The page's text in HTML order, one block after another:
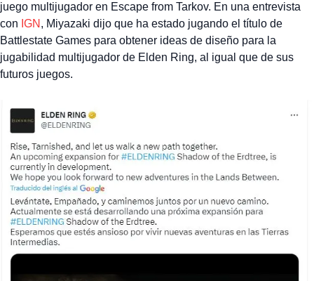
juego multijugador en Escape from Tarkov. En una entrevista
con IGN , Miyazaki dijo que ha estado jugando el título de
Battlestate Games para obtener ideas de diseño para la
jugabilidad multijugador de Elden Ring, al igual que de sus
futuros juegos.